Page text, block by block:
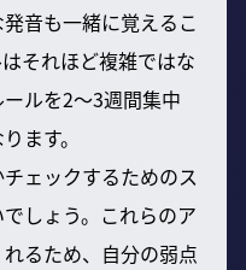
音も一緒に覚えるこ
それほど複雑ではな
ルを2〜3週間集中
ます。
ェックするためのス
しょう。これらのア
るため、自分の弱点